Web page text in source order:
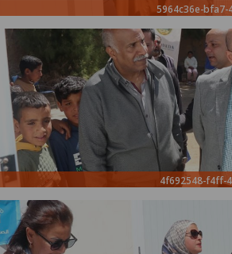
5964c36e-
4f692548-f4ff-